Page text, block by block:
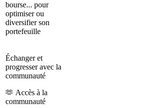
bourse... pour
optimiser ou
diversifier son
portefeuille
Échanger et
progresser avec la
communauté
🫶 Accès à la
communauté